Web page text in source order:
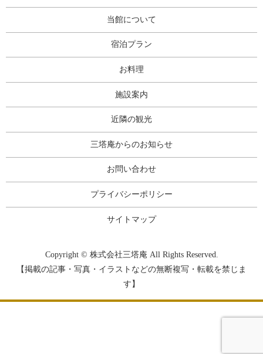
当館について
宿泊プラン
お料理
施設案内
近隣の観光
三塔庵からのお知らせ
お問い合わせ
プライバシーポリシー
サイトマップ
Copyright © 株式会社三塔庵 All Rights Reserved.
【掲載の記事・写真・イラストなどの無断複写・転載を禁じま
す】